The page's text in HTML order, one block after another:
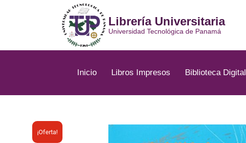
Librería Universitaria
Universidad Tecnológica de Panamá
Inicio Libros Impresos Biblioteca Digital
¡Oferta!